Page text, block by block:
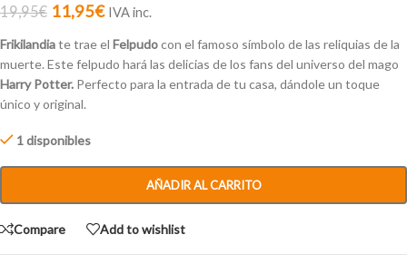
19,95€ 11,95€ IVA inc.
Frikilandiate trae el Felpudocon el famoso símbolo de las reliquias de la
muerte. Este felpudo hará las delicias de los fans del universo del mago
Harry Potter. Perfecto para la entrada de tu casa, dándole un toque
único y original.
1 disponibles
AÑADIR AL CARRITO
Compare Add to wishlist